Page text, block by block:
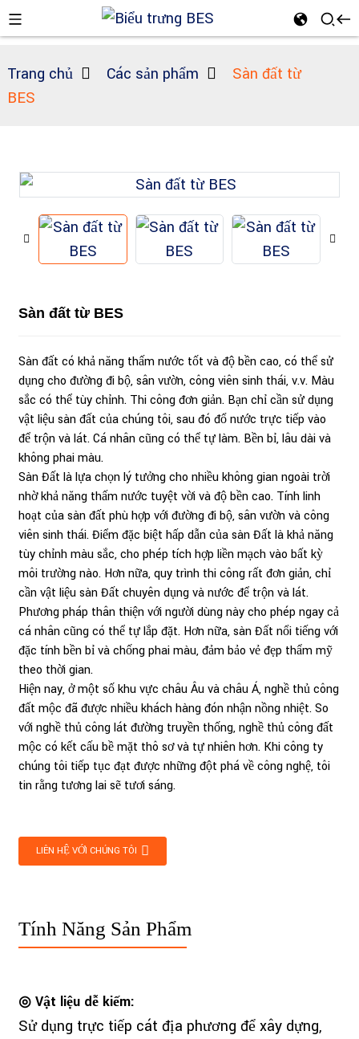
Trang chủ Các sản phẩm
Sàn đất từ ​​
BES
Sàn đất từ ​​BES
Sàn đất có khả năng thấm nước tốt và độ bền cao, có thể sử
dụng cho đường đi bộ, sân vườn, công viên sinh thái, v.v. Màu
sắc có thể tùy chỉnh. Thi công đơn giản. Bạn chỉ cần sử dụng
vật liệu sàn đất của chúng tôi, sau đó đổ nước trực tiếp vào
để trộn và lát. Cá nhân cũng có thể tự làm. Bền bỉ, lâu dài và
không phai màu.
Sàn Đất là lựa chọn lý tưởng cho nhiều không gian ngoài trời
nhờ khả năng thấm nước tuyệt vời và độ bền cao. Tính linh
hoạt của sàn đất phù hợp với đường đi bộ, sân vườn và công
viên sinh thái. Điểm đặc biệt hấp dẫn của sàn Đất là khả năng
tùy chỉnh màu sắc, cho phép tích hợp liền mạch vào bất kỳ
môi trường nào. Hơn nữa, quy trình thi công rất đơn giản, chỉ
cần vật liệu sàn Đất chuyên dụng và nước để trộn và lát.
Phương pháp thân thiện với người dùng này cho phép ngay cả
cá nhân cũng có thể tự lắp đặt. Hơn nữa, sàn Đất nổi tiếng với
đặc tính bền bỉ và chống phai màu, đảm bảo vẻ đẹp thẩm mỹ
theo thời gian.
Hiện nay, ở một số khu vực châu Âu và châu Á, nghề thủ công
đất mộc đã được nhiều khách hàng đón nhận nồng nhiệt. So
với nghề thủ công lát đường truyền thống, nghề thủ công đất
mộc có kết cấu bề mặt thô sơ và tự nhiên hơn. Khi công ty
chúng tôi tiếp tục đạt được những đột phá về công nghệ, tôi
tin rằng tương lai sẽ tươi sáng.
LIÊN HỆ VỚI CHÚNG TÔI
Tính Năng Sản Phẩm
◎ Vật liệu dễ kiếm:
Sử dụng trực tiếp cát địa phương để xây dựng,